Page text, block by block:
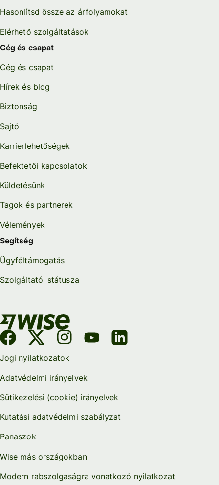
Hasonlítsd össze az árfolyamokat
Elérhető szolgáltatások
Cég és csapat
Cég és csapat
Hírek és blog
Biztonság
Sajtó
Karrierlehetőségek
Befektetői kapcsolatok
Küldetésünk
Tagok és partnerek
Vélemények
Segítség
Ügyféltámogatás
Szolgáltatói státusza
Jogi nyilatkozatok
Adatvédelmi irányelvek
Sütikezelési (cookie) irányelvek
Kutatási adatvédelmi szabályzat
Panaszok
Wise más országokban
Modern rabszolgaságra vonatkozó nyilatkozat